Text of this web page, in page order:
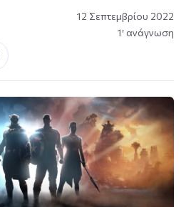
12 Σεπτεμβρίου 2022
1′ ανάγνωση